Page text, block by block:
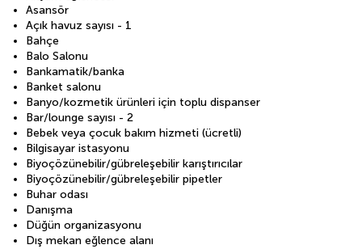
Asansör
Açık havuz sayısı - 1
Bahçe
Balo Salonu
Bankamatik/banka
Banket salonu
Banyo/kozmetik ürünleri için toplu dispanser
Bar/lounge sayısı - 2
Bebek veya çocuk bakım hizmeti (ücretli)
Bilgisayar istasyonu
Biyoçözünebilir/gübreleşebilir karıştırıcılar
Biyoçözünebilir/gübreleşebilir pipetler
Buhar odası
Danışma
Düğün organizasyonu
Dış mekan eğlence alanı